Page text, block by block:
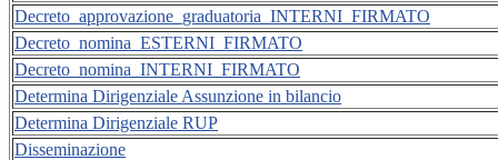
Decreto_approvazione_graduatoria_INTERNI_FIRMATO
Decreto_nomina_ESTERNI_FIRMATO
Decreto_nomina_INTERNI_FIRMATO
Determina Dirigenziale Assunzione in bilancio
Determina Dirigenziale RUP
Disseminazione